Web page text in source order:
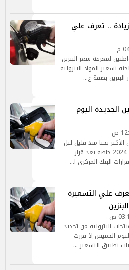
.. تعرف علي
لمعرفة سعر البنزين
تسعير المواد البترولية
بصفة ع…
الجديدة اليوم
بحثا منذ قليل ليل
اليوم الجمعة الموافق 22 مارس 2024 خاصة بعد قرار
البنك المركزى ا…
علي التسعيرة
البترولية من تحديد
الخميس إذ قررت
تطبيق التسعير …